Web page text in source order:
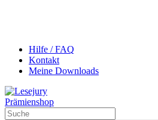
Hilfe / FAQ
Kontakt
Meine Downloads
Prämienshop